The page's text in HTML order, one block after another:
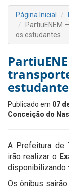
Página Inicial
PartiuENEM
os estudantes
Publicado em 07
Conceição do
A Prefeitura de
irão realizar o
disponibilizando
Os ônibus sairão